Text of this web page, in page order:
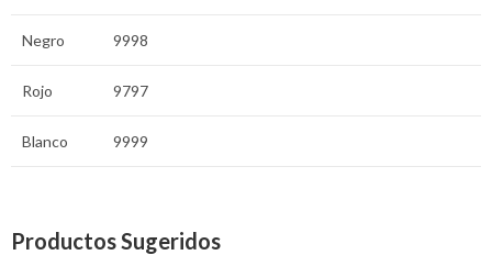
Negro 9998
Rojo 9797
Blanco 9999
Productos Sugeridos